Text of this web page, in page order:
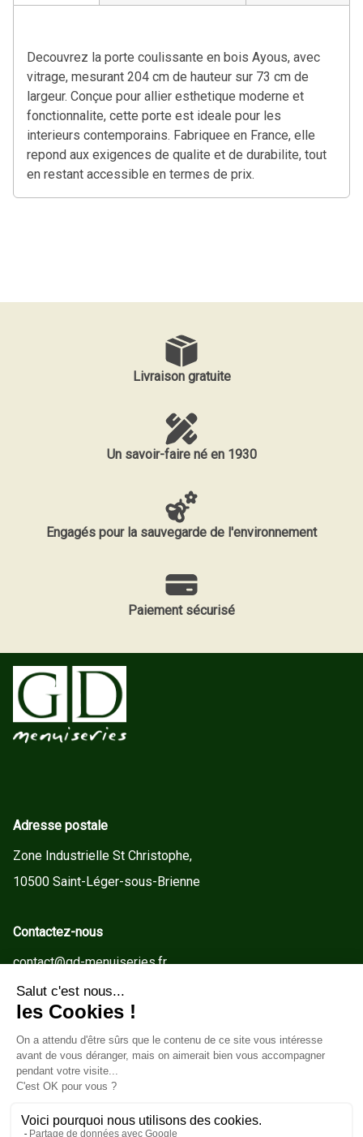
Decouvrez la porte coulissante en bois Ayous, avec
vitrage, mesurant 204 cm de hauteur sur 73 cm de
largeur. Conçue pour allier esthetique moderne et
fonctionnalite, cette porte est ideale pour les
interieurs contemporains. Fabriquee en France, elle
repond aux exigences de qualite et de durabilite, tout
en restant accessible en termes de prix.
Livraison gratuite
Un savoir-faire né en 1930
Engagés pour la sauvegarde de l'environnement
Paiement sécurisé
Adresse postale
Zone Industrielle St Christophe,
10500 Saint-Léger-sous-Brienne
Contactez-nous
contact@gd-menuiseries.fr
Tel : +33(0)3 25 92 78 60
Service client
Conditions Générales de Vente
Mentions légales
Politique de cookies